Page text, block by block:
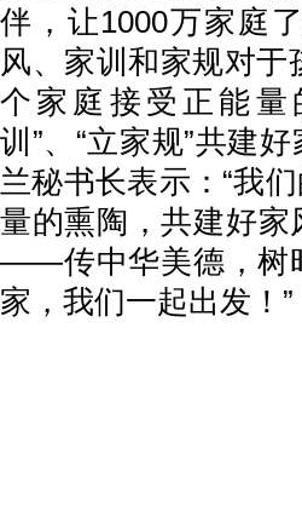
伴，让1000万家庭
风、家训和家规对
个家庭接受正能量
训”、“立家规”共建
兰秘书长表示：“我
量的熏陶，共建好
——传中华美德，树
家，我们一起出发！”